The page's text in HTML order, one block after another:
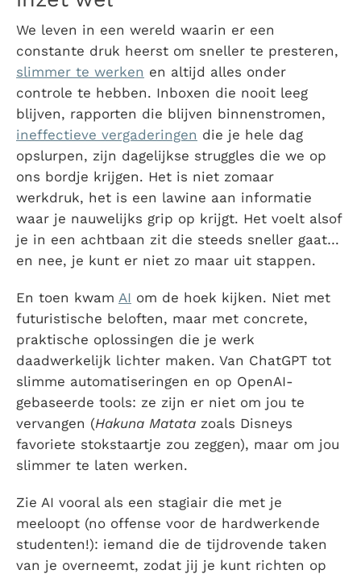
We leven in een wereld waarin er een
constante druk heerst om sneller te presteren,
slimmer te werken en altijd alles onder
controle te hebben. Inboxen die nooit leeg
blijven, rapporten die blijven binnenstromen,
ineffectieve vergaderingen die je hele dag
opslurpen, zijn dagelijkse struggles die we op
ons bordje krijgen. Het is niet zomaar
werkdruk, het is een lawine aan informatie
waar je nauwelijks grip op krijgt. Het voelt alsof
je in een achtbaan zit die steeds sneller gaat…
en nee, je kunt er niet zo maar uit stappen.
En toen kwam AI om de hoek kijken. Niet met
futuristische beloften, maar met concrete,
praktische oplossingen die je werk
daadwerkelijk lichter maken. Van ChatGPT tot
slimme automatiseringen en op OpenAI-
gebaseerde tools: ze zijn er niet om jou te
vervangen (Hakuna Matata zoals Disneys
favoriete stokstaartje zou zeggen), maar om jou
slimmer te laten werken.
Zie AI vooral als een stagiair die met je
meeloopt (no offense voor de hardwerkende
studenten!): iemand die de tijdrovende taken
van je overneemt, zodat jij je kunt richten op